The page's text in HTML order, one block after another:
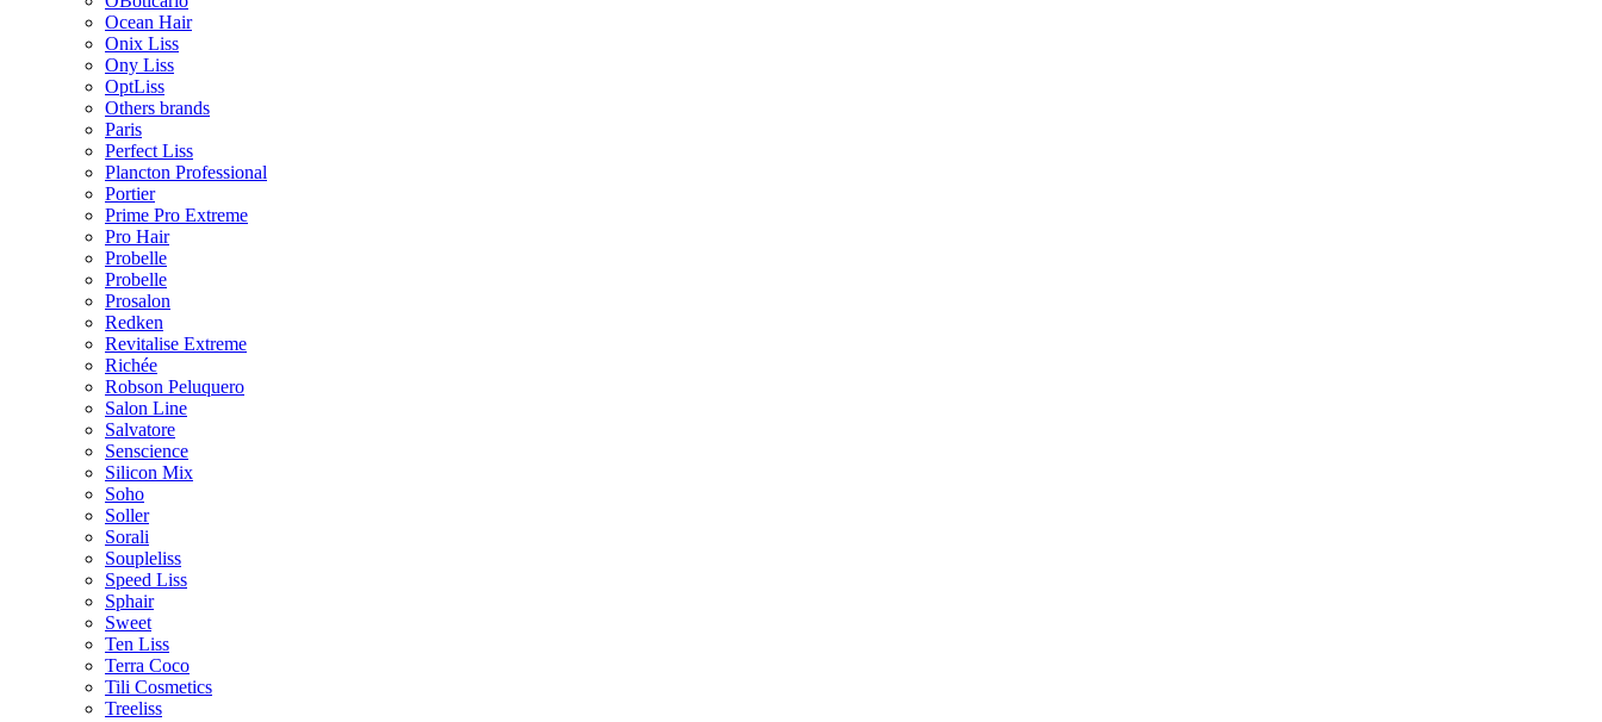
Ocean Hair
Onix Liss
Ony Liss
OptLiss
Others brands
Paris
Perfect Liss
Plancton Professional
Portier
Prime Pro Extreme
Pro Hair
Probelle
Probelle
Prosalon
Redken
Revitalise Extreme
Richée
Robson Peluquero
Salon Line
Salvatore
Senscience
Silicon Mix
Soho
Soller
Sorali
Soupleliss
Speed Liss
Sphair
Sweet
Ten Liss
Terra Coco
Tili Cosmetics
Treeliss